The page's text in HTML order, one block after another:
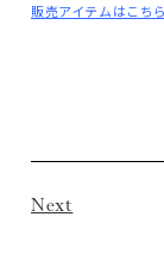
販売アイテムはこち
Next